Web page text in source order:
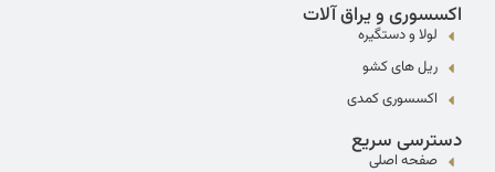
اکسسوری و یراق آلات
لولا و دستگیره
ریل های کشو
اکسسوری کمدی
دسترسی سریع
صفحه اصلی